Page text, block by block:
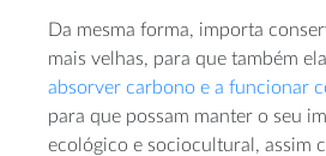
Da mesma forma, importa
mais velhas, para que também
absorver carbono e a funcionar
para que possam manter o seu
ecológico e sociocultural, assim